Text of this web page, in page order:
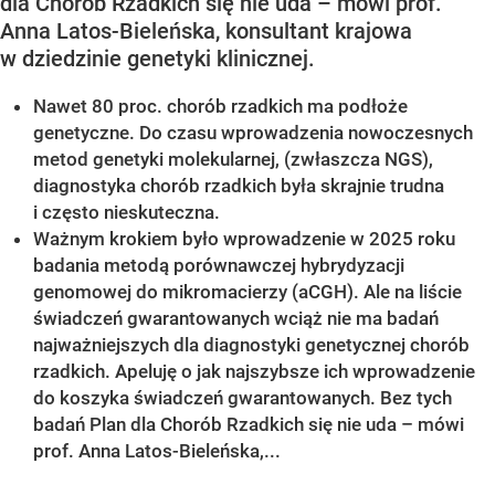
Anna Latos-Bieleńska, konsultant krajowa
w dziedzinie genetyki klinicznej.
Nawet 80 proc. chorób rzadkich ma podłoże
genetyczne. Do czasu wprowadzenia nowoczesnych
metod genetyki molekularnej, (zwłaszcza NGS),
diagnostyka chorób rzadkich była skrajnie trudna
i często nieskuteczna.
Ważnym krokiem było wprowadzenie w 2025 roku
badania metodą porównawczej hybrydyzacji
genomowej do mikromacierzy (aCGH). Ale na liście
świadczeń gwarantowanych wciąż nie ma badań
najważniejszych dla diagnostyki genetycznej chorób
rzadkich. Apeluję o jak najszybsze ich wprowadzenie
do koszyka świadczeń gwarantowanych. Bez tych
badań Plan dla Chorób Rzadkich się nie uda – mówi
prof. Anna Latos-Bieleńska,...